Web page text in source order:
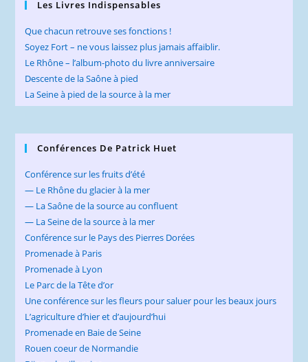
Les Livres Indispensables
Que chacun retrouve ses fonctions !
Soyez Fort – ne vous laissez plus jamais affaiblir.
Le Rhône – l’album-photo du livre anniversaire
Descente de la Saône à pied
La Seine à pied de la source à la mer
Conférences De Patrick Huet
Conférence sur les fruits d’été
— Le Rhône du glacier à la mer
— La Saône de la source au confluent
— La Seine de la source à la mer
Conférence sur le Pays des Pierres Dorées
Promenade à Paris
Promenade à Lyon
Le Parc de la Tête d’or
Une conférence sur les fleurs pour saluer pour les beaux jours
L’agriculture d’hier et d’aujourd’hui
Promenade en Baie de Seine
Rouen coeur de Normandie